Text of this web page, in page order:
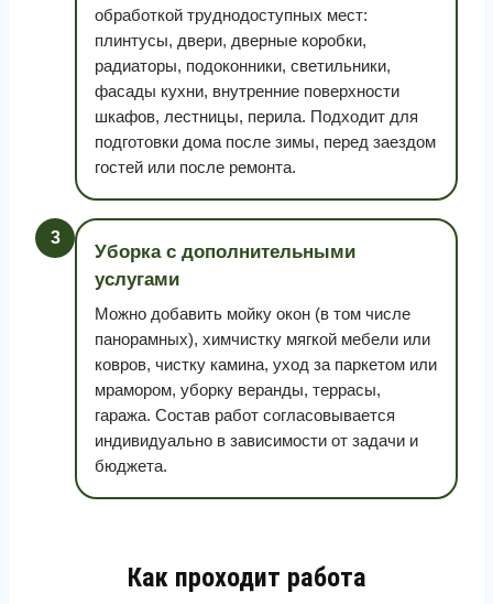
обработкой труднодоступных мест:
плинтусы, двери, дверные коробки,
радиаторы, подоконники, светильники,
фасады кухни, внутренние поверхности
шкафов, лестницы, перила. Подходит для
подготовки дома после зимы, перед заездом
гостей или после ремонта.
3
Уборка с дополнительными
услугами
Можно добавить мойку окон (в том числе
панорамных), химчистку мягкой мебели или
ковров, чистку камина, уход за паркетом или
мрамором, уборку веранды, террасы,
гаража. Состав работ согласовывается
индивидуально в зависимости от задачи и
бюджета.
Как проходит работа